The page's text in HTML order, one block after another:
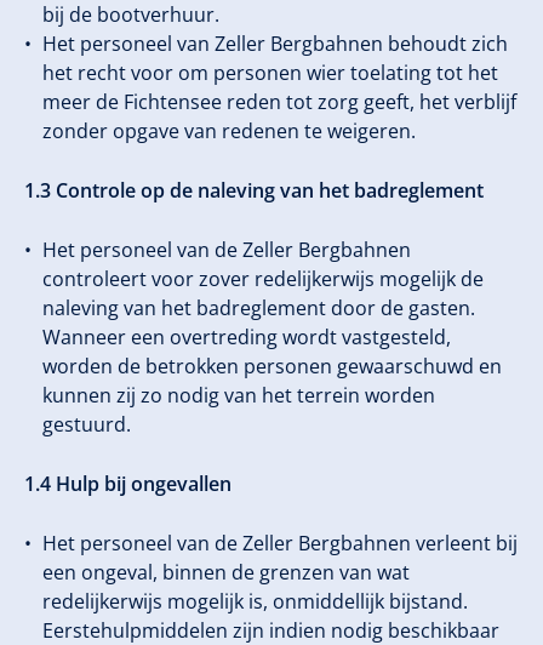
bij de bootverhuur.
Het personeel van Zeller Bergbahnen behoudt zich
het recht voor om personen wier toelating tot het
meer de Fichtensee reden tot zorg geeft, het verblijf
zonder opgave van redenen te weigeren.
1.3 Controle op de naleving van het badreglement
Het personeel van de Zeller Bergbahnen
controleert voor zover redelijkerwijs mogelijk de
naleving van het badreglement door de gasten.
Wanneer een overtreding wordt vastgesteld,
worden de betrokken personen gewaarschuwd en
kunnen zij zo nodig van het terrein worden
gestuurd.
1.4 Hulp bij ongevallen
Het personeel van de Zeller Bergbahnen verleent bij
een ongeval, binnen de grenzen van wat
redelijkerwijs mogelijk is, onmiddellijk bijstand.
Eerstehulpmiddelen zijn indien nodig beschikbaar